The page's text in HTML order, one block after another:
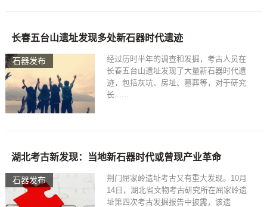
石器发布
长春五台山遗址发现多处新石器时代遗迹
经过历时半年的调查和发掘，考古人员在
长春五台山遗址发现了大量新石器时代遗
迹，包括灰坑、房址、墓葬等，对于研究
长......
石器发布
湖北考古新发现：当地新石器时代或曾现产业革命
荆门屈家岭遗址考古又有重大发现。10月
14日，湖北省文物考古研究所在屈家岭遗
址第四次考古发掘报告中披露，该遗